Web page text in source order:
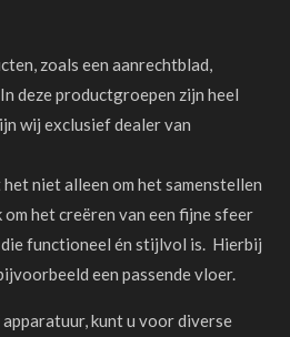
zoals een aanrechtblad,
deze productgroepen zijn heel
wij exclusief dealer van
niet alleen om het samenstellen
het creëren van een fijne sfeer
functioneel én stijlvol is. Hierbij
een passende vloer.
kunt u voor diverse